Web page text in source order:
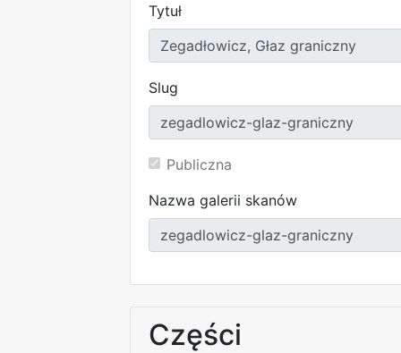
Tytuł
Slug
Publiczna
Nazwa galerii skanów
Części